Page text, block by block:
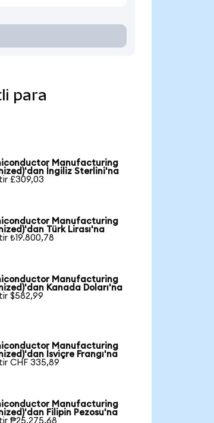
para
Manufacturing
İngiliz Sterlini'na
£309,03
Manufacturing
Türk Lirası'na
₺19.800,78
Manufacturing
Kanada Doları'na
$582,99
Manufacturing
İsviçre Frangı'na
CHF 335,89
Manufacturing
Filipin Pezosu'na
₱25.275,68